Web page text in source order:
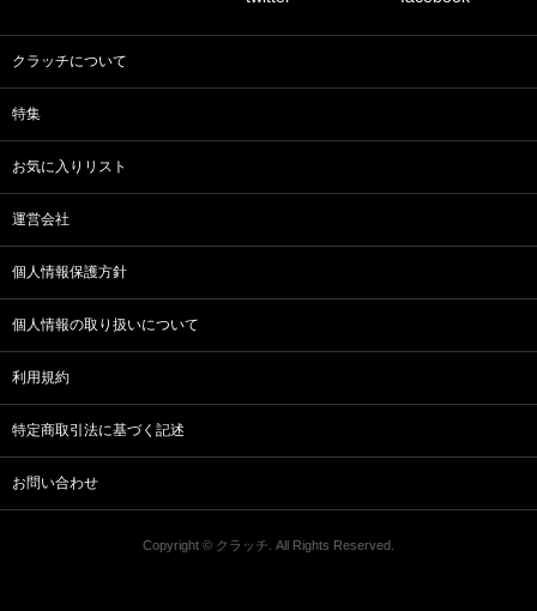
クラッチについて
特集
お気に入りリスト
運営会社
個人情報保護方針
個人情報の取り扱いについて
利用規約
特定商取引法に基づく記述
お問い合わせ
Copyright © クラッチ. All Rights Reserved.